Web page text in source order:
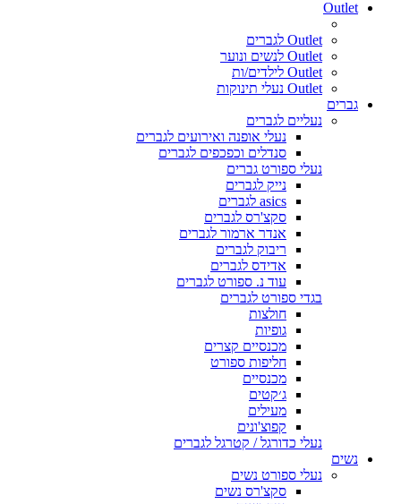
Outlet
Outlet לגברים
Outlet לנשים ונוער
Outlet לילדים/ות
Outlet נעלי תינוקות
גברים
נעליים לגברים
נעלי אופנה ואירועים לגברים
סנדלים וכפכפים לגברים
נעלי ספורט גברים
נייק לגברים
asics לגברים
סקצ'רס לגברים
אנדר ארמור לגברים
ריבוק לגברים
אדידס לגברים
עוד נ. ספורט לגברים
בגדי ספורט לגברים
חולצות
גופיות
מכנסיים קצרים
חליפות ספורט
מכנסיים
ג׳קטים
מעילים
קפוצ'ונים
נעלי כדורגל / קטרגל לגברים
נשים
נעלי ספורט נשים
סקצ'רס נשים